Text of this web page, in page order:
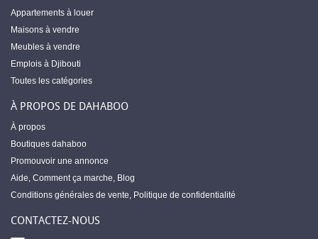
Appartements à louer
Maisons à vendre
Meubles à vendre
Emplois à Djibouti
Toutes les catégories
À PROPOS DE DAHABOO
À propos
Boutiques dahaboo
Promouvoir une annonce
Aide, Comment ça marche, Blog
Conditions générales de vente, Politique de confidentialité
CONTACTEZ-NOUS